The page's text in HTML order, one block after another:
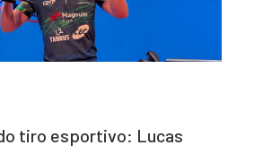
tiro esportivo: Lucas